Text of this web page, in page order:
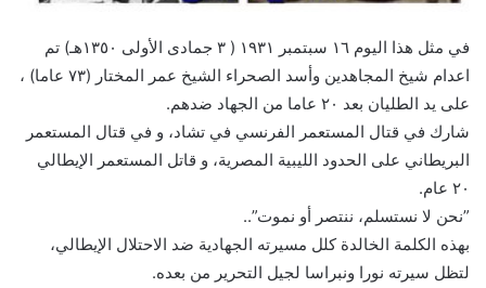
في مثل هذا اليوم ١٦ سبتمبر ١٩٣١ ( ٣ جمادى الأولى ١٣٥٠هـ) تم
اعدام شيخ المجاهدين وأسد الصحراء الشيخ عمر المختار (٧٣ عاما) ،
على يد الطليان بعد ٢٠ عاما من الجهاد ضدهم.
شارك في قتال المستعمر الفرنسي في تشاد، و في قتال المستعمر
البريطاني على الحدود الليبية المصرية، و قاتل المستعمر الإيطالي
٢٠ عام.
‏”نحن لا نستسلم، ننتصر أو نموت”..
بهذه الكلمة الخالدة كلل مسيرته الجهادية ضد الاحتلال الإيطالي،
لتظل سيرته نورا ونبراسا لجيل التحرير من بعده.